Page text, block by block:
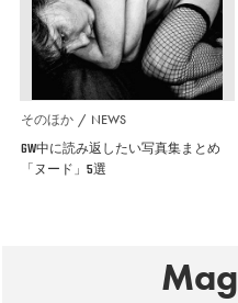
そのほか NEWS
GW中に読み返したい写真集まとめ
「ヌード」5選